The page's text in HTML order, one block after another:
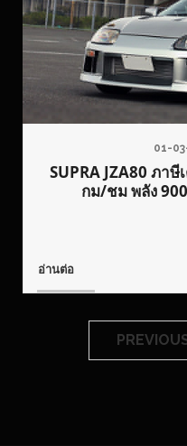
01-
SUPRA JZA80 ภา
กม/ชม พลัง
อ่านต่อ